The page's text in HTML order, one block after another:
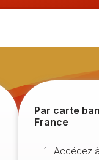
Par carte
France
1. Accédez